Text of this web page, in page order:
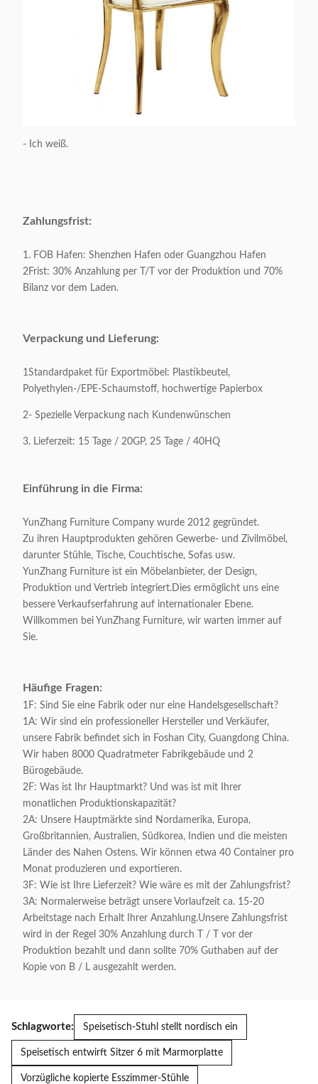
- Ich weiß.
Zahlungsfrist:
1. FOB Hafen: Shenzhen Hafen oder Guangzhou Hafen
2Frist: 30% Anzahlung per T/T vor der Produktion und 70%
Bilanz vor dem Laden.
Verpackung und Lieferung:
1Standardpaket für Exportmöbel: Plastikbeutel,
Polyethylen-/EPE-Schaumstoff, hochwertige Papierbox
2- Spezielle Verpackung nach Kundenwünschen
3. Lieferzeit: 15 Tage / 20GP, 25 Tage / 40HQ
Einführung in die Firma:
YunZhang Furniture Company wurde 2012 gegründet.
Zu ihren Hauptprodukten gehören Gewerbe- und Zivilmöbel,
darunter Stühle, Tische, Couchtische, Sofas usw.
YunZhang Furniture ist ein Möbelanbieter, der Design,
Produktion und Vertrieb integriert.Dies ermöglicht uns eine
bessere Verkaufserfahrung auf internationaler Ebene.
Willkommen bei YunZhang Furniture, wir warten immer auf
Sie.
Häufige Fragen:
1F: Sind Sie eine Fabrik oder nur eine Handelsgesellschaft?
1A: Wir sind ein professioneller Hersteller und Verkäufer,
unsere Fabrik befindet sich in Foshan City, Guangdong China.
Wir haben 8000 Quadratmeter Fabrikgebäude und 2
Bürogebäude.
2F: Was ist Ihr Hauptmarkt? Und was ist mit Ihrer
monatlichen Produktionskapazität?
2A: Unsere Hauptmärkte sind Nordamerika, Europa,
Großbritannien, Australien, Südkorea, Indien und die meisten
Länder des Nahen Ostens. Wir können etwa 40 Container pro
Monat produzieren und exportieren.
3F: Wie ist Ihre Lieferzeit? Wie wäre es mit der Zahlungsfrist?
3A: Normalerweise beträgt unsere Vorlaufzeit ca. 15-20
Arbeitstage nach Erhalt Ihrer Anzahlung.Unsere Zahlungsfrist
wird in der Regel 30% Anzahlung durch T / T vor der
Produktion bezahlt und dann sollte 70% Guthaben auf der
Kopie von B / L ausgezahlt werden.
Schlagworte: Speisetisch-Stuhl stellt nordisch ein
Speisetisch entwirft Sitzer 6 mit Marmorplatte
Vorzügliche kopierte Esszimmer-Stühle